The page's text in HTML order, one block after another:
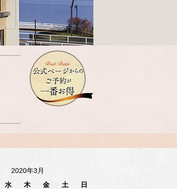
2020年3月
水 木 金 土
日